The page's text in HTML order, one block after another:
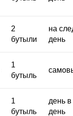
2
бутыли
на
день
1
бутыль
1
бутыль
день в
день